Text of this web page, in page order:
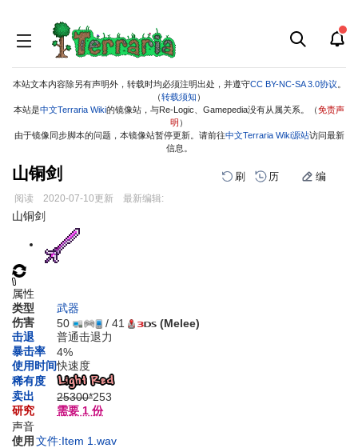
本站文本内容除另有声明外，转载时均必须注明出处，并遵守CC BY-NC-SA 3.0协议
（转载须知 ）
本站是中文Terraria Wiki的镜像站，与Re-Logic、Gamepedia没有从属关系。（免责声
明 ）
由于镜像同步脚本的问题，本镜像站暂停更新。请前往中文Terraria Wiki源站访问最新
信息。
山铜剑 刷 历 编
阅读 2020-07-10更新 最新编辑:
跳
航
跳
索
山铜剑
属性
类型
武器
伤害
50 / 41
(Melee)
击退
普通击退力
暴击率
4%
使用时间快速度
稀有度
卖出
25300*253
研究
需要 1 份
声音
使用 文件:Item 1.wav